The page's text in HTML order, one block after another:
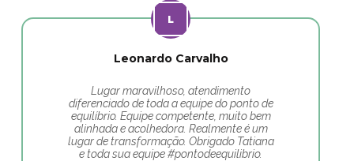
Leonardo Carvalho
Lugar maravilhoso, atendimento
diferenciado de toda a equipe do ponto de
equilíbrio. Equipe competente, muito bem
alinhada e acolhedora. Realmente é um
lugar de transformação. Obrigado Tatiana
e toda sua equipe #pontodeequilibrio.